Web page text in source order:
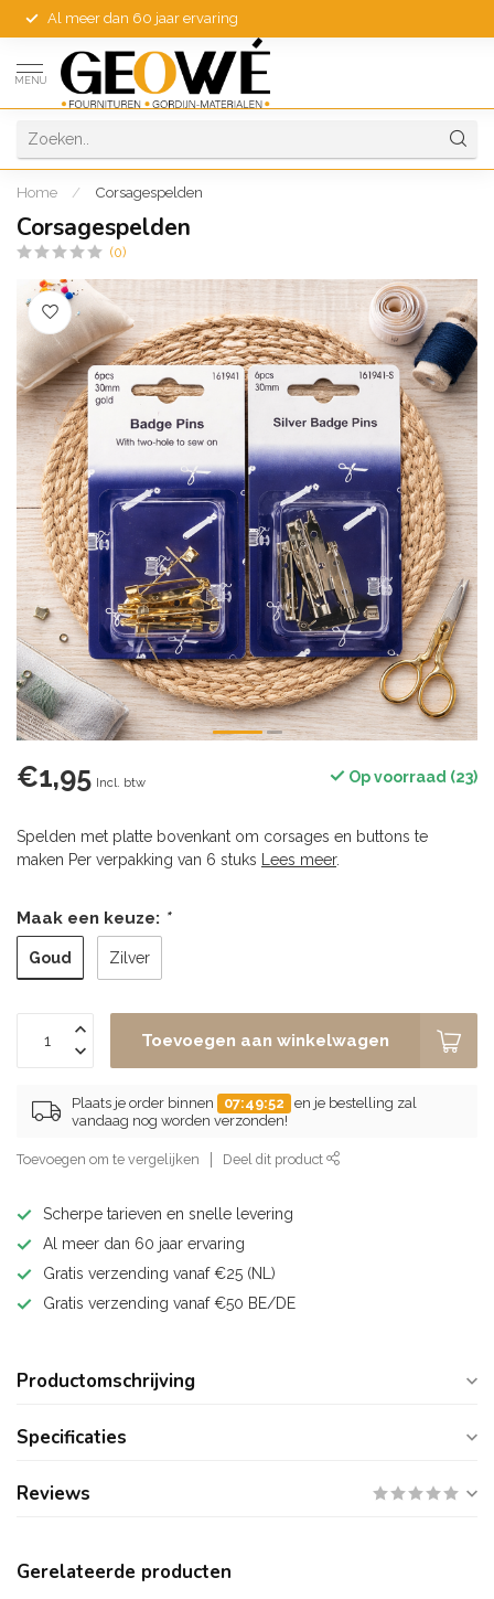
Al meer dan 60 jaar ervaring
MENU
Home / Corsagespelden
Corsagespelden
(0)
€1,95 Incl. btw Op voorraad (23)
Spelden met platte bovenkant om corsages en buttons te
maken Per verpakking van 6 stuks
Lees meer.
Maak een keuze: *
Goud Zilver
Toevoegen aan winkelwagen
Plaats je order binnen 07:49:52
en je bestelling zal
vandaag nog worden verzonden!
Toevoegen om te vergelijken Deel dit product
Scherpe tarieven en snelle levering
Al meer dan 60 jaar ervaring
Gratis verzending vanaf €25 (NL)
Gratis verzending vanaf €50 BE/DE
Productomschrijving
Specificaties
Reviews
Gerelateerde producten